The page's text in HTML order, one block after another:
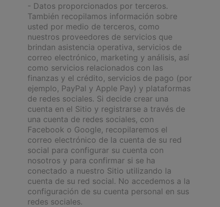
- Datos proporcionados por terceros.
También recopilamos información sobre
usted por medio de terceros, como
nuestros proveedores de servicios que
brindan asistencia operativa, servicios de
correo electrónico, marketing y análisis, así
como servicios relacionados con las
finanzas y el crédito, servicios de pago (por
ejemplo, PayPal y Apple Pay) y plataformas
de redes sociales. Si decide crear una
cuenta en el Sitio y registrarse a través de
una cuenta de redes sociales, con
Facebook o Google, recopilaremos el
correo electrónico de la cuenta de su red
social para configurar su cuenta con
nosotros y para confirmar si se ha
conectado a nuestro Sitio utilizando la
cuenta de su red social. No accedemos a la
configuración de su cuenta personal en sus
redes sociales.